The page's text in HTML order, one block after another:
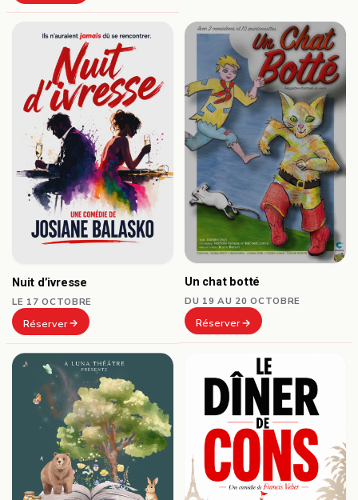
Nuit d’ivresse
LE 17 OCTOBRE
Réserver
Un chat botté
DU 19 AU 20 OCTOBRE
Réserver